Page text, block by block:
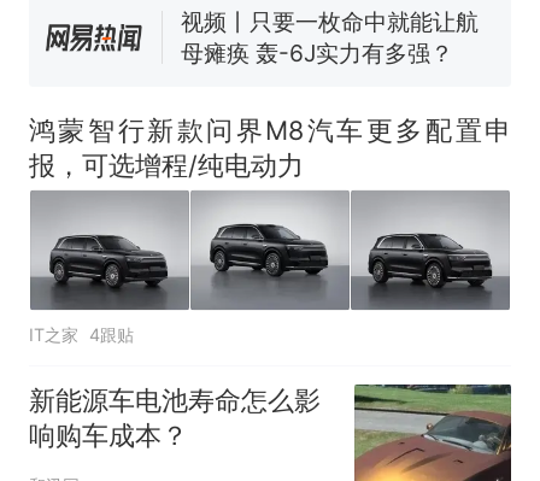
了……
视频丨只要一枚命中就能让航
母瘫痪 轰-6J实力有多强？
电力部门回应
佛山一中学招聘物理教师，笔
试前13名均遭淘汰？教育局：
已叫停招聘，成立调查组全面
核查
十多万人报名的考试，成绩
全部作废，公平么？
鸿蒙智行新款问界M8汽车更多配置申
报，可选增程/纯电动力
IT之家 4跟贴
新能源车电池寿命怎么影
响购车成本？